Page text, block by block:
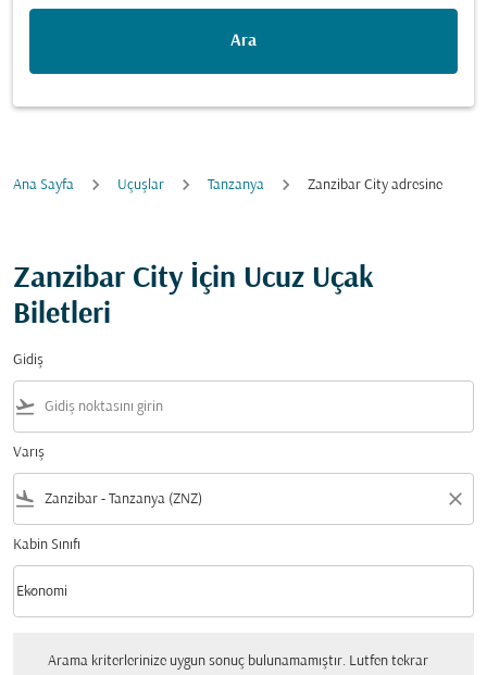
Ara
Ana Sayfa Uçuşlar Tanzanya Zanzibar City adresine
Zanzibar City İçin Ucuz Uçak
Biletleri
Gidiş
flight_takeoff
Varış
flight_land close
Kabin Sınıfı
Kabin Sınıfı option Ekonomi Selected
Ekonomi
keyboard_arrow_down
Arama kriterlerinize uygun sonuç bulunamamıştır. Lutfen tekrar